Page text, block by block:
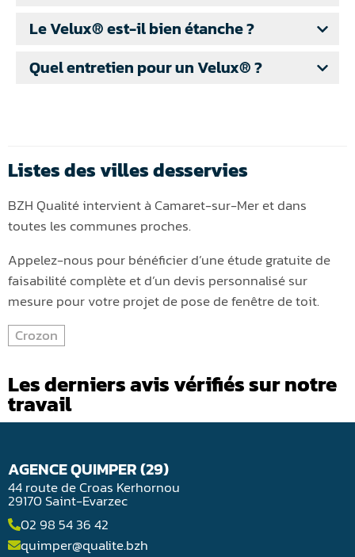
Le Velux® est-il bien étanche ?
Quel entretien pour un Velux® ?
Listes des villes desservies
BZH Qualité intervient à Camaret-sur-Mer et dans
toutes les communes proches.
Appelez-nous pour bénéficier d’une étude gratuite de
faisabilité complète et d’un devis personnalisé sur
mesure pour votre projet de pose de fenêtre de toit.
Crozon
Les derniers avis vérifiés sur notre
travail
AGENCE QUIMPER (29)
44 route de Croas Kerhornou
29170 Saint-Evarzec
02 98 54 36 42
quimper@qualite.bzh